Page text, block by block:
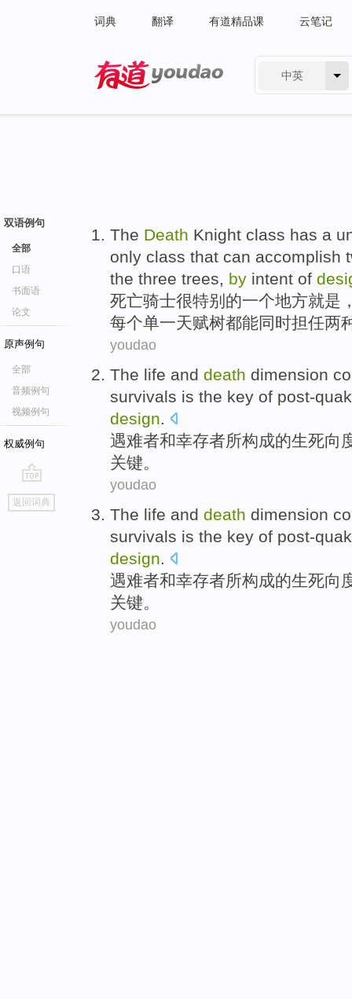
词典 翻译 有道精品课 云笔记
中英
双语例句
全部
口语
书面语
论文
原声例句
全部
音频例句
视频例句
权威例句
go
top
返回词典
The Death Knight class has a
only class that can accomplish
the three trees, by intent of
死亡骑士很特别 的一个地方就是
每个单一天赋树都能同时担任两
youdao
The life and death dimension
survivals is the key of post-
design.
遇难者和幸存者所构成的生死向
关键。
youdao
The life and death dimension
survivals is the key of post-
design
遇难者和幸存者所构成的生死向
关键。
youdao